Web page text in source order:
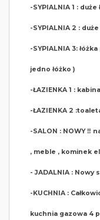
-SYPIALNIA 1 :
-SYPIALNIA 2 :
-SYPIALNIA 3:
jedno łóżko )
-ŁAZIENKA 1 :
-ŁAZIENKA 2
-SALON : NOWY ‼️
, meble , kominek
- JADALNIA : Nowy
-KUCHNIA :
kuchnia gazowa 4